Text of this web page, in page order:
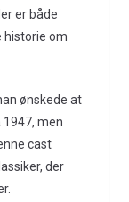
er både
historie om
ønskede at
men
cast
der